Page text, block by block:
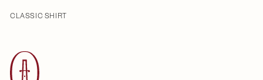
CLASSIC SHIRT